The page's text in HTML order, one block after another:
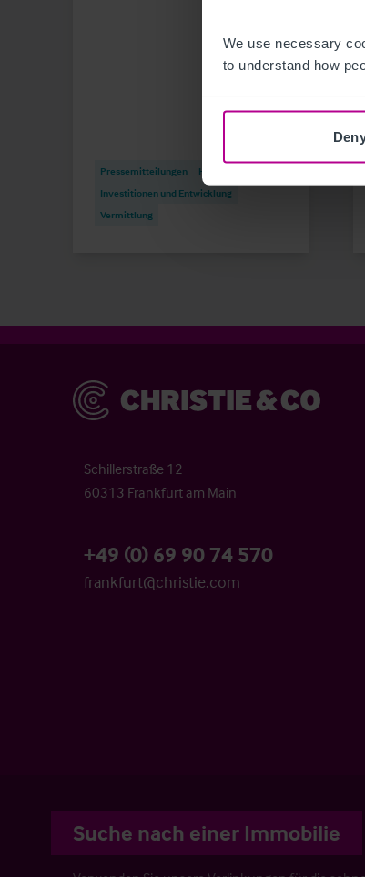
We use necessary
to understand how
Pressemitteilungen
Hotels
Investitionen und Entwicklung
Vermittlung
Christie & Co
Schillerstraße 12
60313 Frankfurt am Main
+49 (0) 69 90 74 570
frankfurt@christie.com
Suche nach einer Immobilie